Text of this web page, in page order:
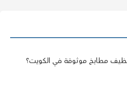
مطابخ موثوقة في الكويت؟